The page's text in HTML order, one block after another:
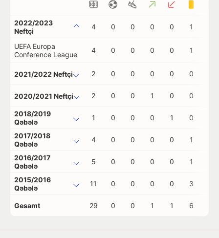
2022/2023
Neftçi
4 0 0 0 0 1
UEFA Europa
Conference League
4 0 0 0 0 1
2021/2022 Neftçi 2 0 0 0 0 0
2020/2021 Neftçi 2 0 0 1 0 0
2018/2019
Qəbələ
1 0 0 0 1 0
2017/2018
Qəbələ
4 0 0 0 0 1
2016/2017
Qəbələ
5 0 0 0 0 1
2015/2016
Qəbələ
11 0 0 0 0 3
Gesamt 29 0 0 1 1 6